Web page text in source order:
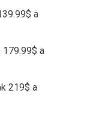
a
a
219$ a